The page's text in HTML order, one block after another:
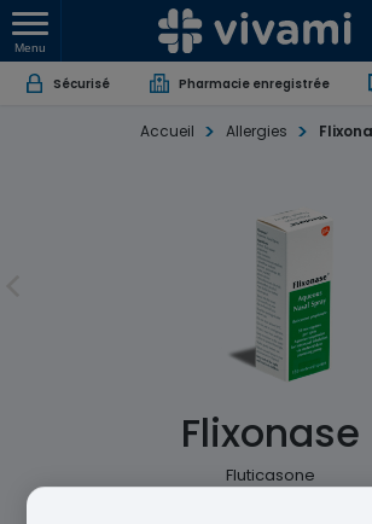
Menu
Sécurisé Pharmacie enregistrée
Accueil Allergies
Flixonase
Fluticasone